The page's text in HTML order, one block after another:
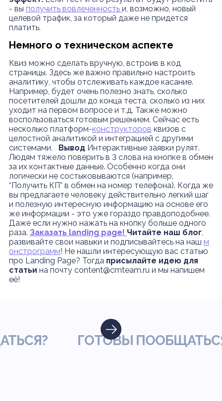
- вы получить вовлеченность и, возможно, новый
целевой трафик, за который даже не придется
платить.
Немного о техническом аспекте
Квиз можно сделать вручную, встроив в код
страницы. Здесь же важно правильно настроить
аналитику, чтобы отслеживать каждое касание.
Например, будет очень полезно знать, сколько
посетителей дошли до конца теста, сколько из них
уходит на первом вопросе и т.д. Также можно
воспользоваться готовым решением. Сейчас есть
несколько платформ-конструкторов квизов с
целостной аналитикой и интеграцией с другими
системами.
Вывод Интерактивные заявки рулят.
Людям тяжело поверить в 3 слова на кнопке в обмен
за их контактные данные. Особенно когда они
логически не состыковываются (например,
“Получить КП” в обмен на номер телефона). Когда же
вы предлагаете человеку действительно легкий шаг
и полезную интересную информацию на основе его
же информации - это уже гораздо правдоподобнее.
Даже если нужно нажать на кнопку больше одного
раза. Заказать landing page! Читайте наш блог,
развивайте свои навыки и подписывайтесь на наш м
онстрограмм! Не нашли интересующую вас статью
про Landing Page? Тогда присылайте идею для
статьи на почту content@cmteam.ru и мы напишем
её!
ГОТОВЫ ПООБЩАТЬСЯ?